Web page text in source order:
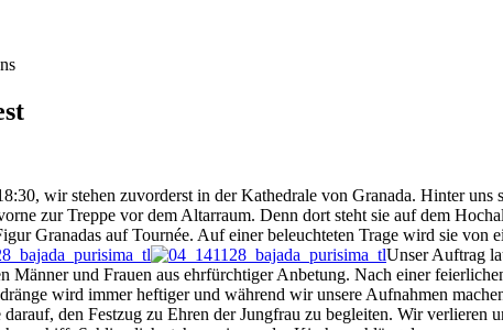
wir stehen zuvorderst in der Kathedrale von Granada. Hinter
zur Treppe vor dem Altarraum. Denn dort steht sie auf dem
Granadas auf Tournée. Auf einer beleuchteten Trage wird sie
Unser Auftrag
Männer und Frauen aus ehrfürchtiger Anbetung. Nach einer
wird immer heftiger und während wir unsere Aufnahmen
den Festzug zu Ehren der Jungfrau zu begleiten. Wir